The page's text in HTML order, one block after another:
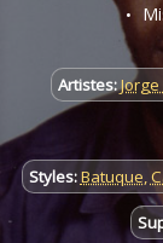
Artistes:
Styles:Batuque,